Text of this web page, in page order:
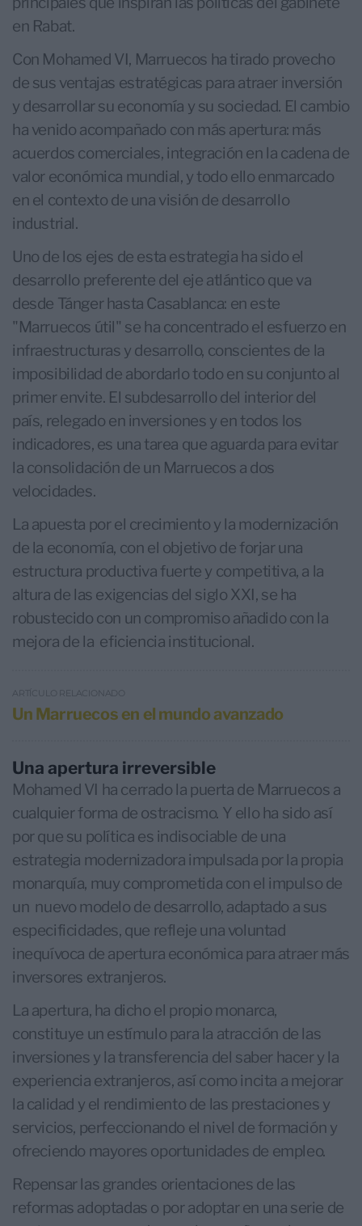
en Rabat.
Con Mohamed VI, Marruecos ha tirado provecho
de sus ventajas estratégicas para atraer inversión
y desarrollar su economía y su sociedad. El cambio
ha venido acompañado con más apertura: más
acuerdos comerciales, integración en la cadena de
valor económica mundial, y todo ello enmarcado
en el contexto de una visión de desarrollo
industrial.
Uno de los ejes de esta estrategia ha sido el
desarrollo preferente del eje atlántico que va
desde Tánger hasta Casablanca: en este
"Marruecos útil" se ha concentrado el esfuerzo en
infraestructuras y desarrollo, conscientes de la
imposibilidad de abordarlo todo en su conjunto al
primer envite. El subdesarrollo del interior del
país, relegado en inversiones y en todos los
indicadores, es una tarea que aguarda para evitar
la consolidación de un Marruecos a dos
velocidades.
La apuesta por el crecimiento y la modernización
de la economía, con el objetivo de forjar una
estructura productiva fuerte y competitiva, a la
altura de las exigencias del siglo XXI, se ha
robustecido con un compromiso añadido con la
mejora de la eficiencia institucional.
ARTÍCULO RELACIONADO
Un Marruecos en el mundo avanzado
Una apertura irreversible
Mohamed VI ha cerrado la puerta de Marruecos a
cualquier forma de ostracismo. Y ello ha sido así
por que su política es indisociable de una
estrategia modernizadora impulsada por la propia
monarquía, muy comprometida con el impulso de
un nuevo modelo de desarrollo, adaptado a sus
especificidades, que refleje una voluntad
inequívoca de apertura económica para atraer más
inversores extranjeros.
La apertura, ha dicho el propio monarca,
constituye un estímulo para la atracción de las
inversiones y la transferencia del saber hacer y la
experiencia extranjeros, así como incita a mejorar
la calidad y el rendimiento de las prestaciones y
servicios, perfeccionando el nivel de formación y
ofreciendo mayores oportunidades de empleo.
Repensar las grandes orientaciones de las
reformas adoptadas o por adoptar en una serie de